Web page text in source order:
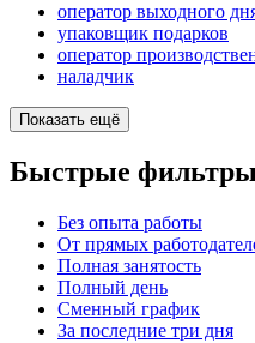
оператор выходного
упаковщик подарков
оператор
наладчик
Показать ещё
Быстрые фильтры
Без опыта работы
От прямых
Полная занятость
Полный день
Сменный график
За последние три дня